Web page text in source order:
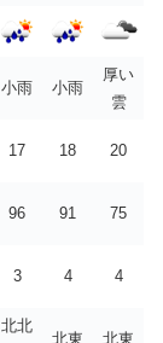
小雨 小雨
厚い
雲
17 18 20
96 91 75
3 4 4
北北
北東 北東